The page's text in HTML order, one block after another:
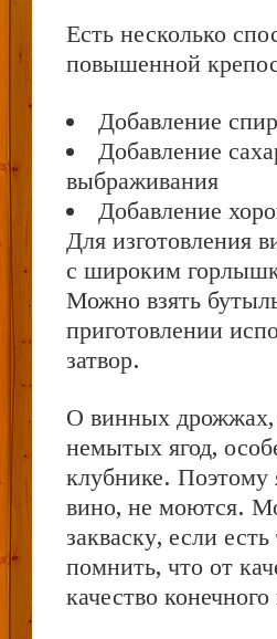
Есть несколько
повышенной
Добавление
Добавление
выбраживания
Добавление
Для изготовления
с широким
Можно взять
приготовлении
затвор.
О винных дрожжах,
немытых ягод,
клубнике. Поэтому
вино, не моются.
закваску, если
помнить, что от
качество